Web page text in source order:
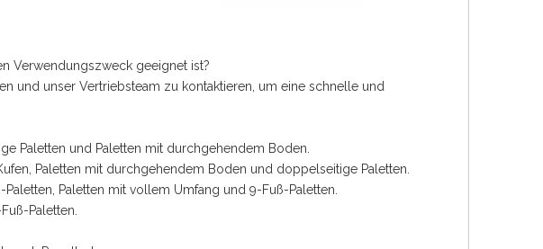
Verwendungszweck geeignet ist?
und unser Vertriebsteam zu kontaktieren, um eine schnelle und
Paletten und Paletten mit durchgehendem Boden.
Paletten mit durchgehendem Boden und doppelseitige Paletten.
Paletten mit vollem Umfang und 9-Fuß-Paletten.
Paletten.